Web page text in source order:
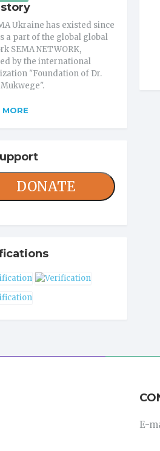
Ukraine has existed since
a part of the global global
SEMA NETWORK,
by the international
"Foundation of Dr.
MORE
DONATE
E-